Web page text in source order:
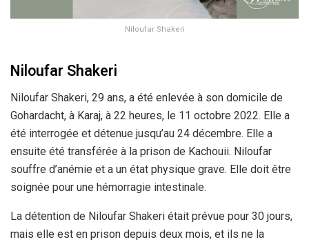
Niloufar Shakeri
Niloufar Shakeri
Niloufar Shakeri, 29 ans, a été enlevée à son domicile de
Gohardacht, à Karaj, à 22 heures, le 11 octobre 2022. Elle a
été interrogée et détenue jusqu’au 24 décembre. Elle a
ensuite été transférée à la prison de Kachouii. Niloufar
souffre d’anémie et a un état physique grave. Elle doit être
soignée pour une hémorragie intestinale.
La détention de Niloufar Shakeri était prévue pour 30 jours,
mais elle est en prison depuis deux mois, et ils ne la